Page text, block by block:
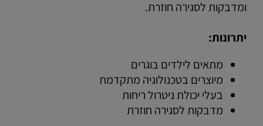
ומדבקות לסגירה חוזרת.
יתרונות:
מתאים לילדים בוגרים
מיוצרים בטכנולוגיה מתקדמת
בעלי יכולת ניטרול ריחות
מדבקות לסגירה חוזרת